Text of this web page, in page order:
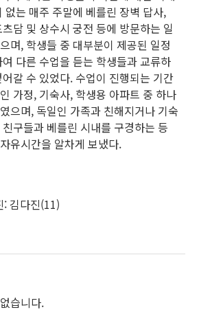
없는 매주 주말에 베를린 장벽 답사,
츠담 및 상수시 궁전 등에 방문하는 일
며, 학생들 중 대부분이 제공된 일정
다른 수업을 듣는 학생들과 교류하
갈 수 있었다. 수업이 진행되는 기간
가정, 기숙사, 학생용 아파트 중 하나
으며, 독일인 가족과 친해지거나 기숙
구들과 베를린 시내를 구경하는 등
유시간을 알차게 보냈다.
김다진(11)
습니다.